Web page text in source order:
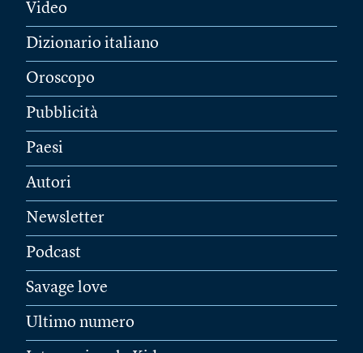
Video
Dizionario italiano
Oroscopo
Pubblicità
Paesi
Autori
Newsletter
Podcast
Savage love
Ultimo numero